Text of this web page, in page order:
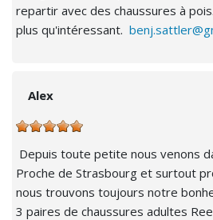
repartir avec des chaussures à
plus qu'intéressant.
Alex
Depuis toute petite nous venons
Proche de Strasbourg et surtout
nous trouvons toujours notre
3 paires de chaussures adultes